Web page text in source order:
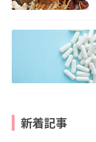
新着記事